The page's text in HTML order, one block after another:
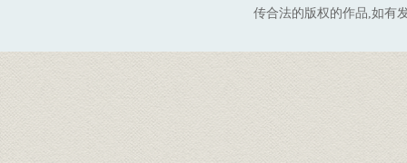
传合法的版权的作品,如有